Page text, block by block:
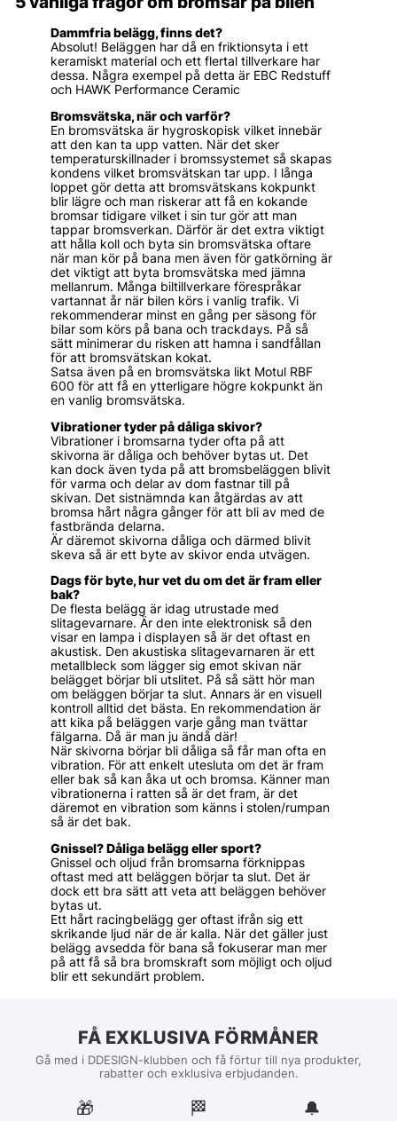
Dammfria belägg, finns det?
Absolut! Beläggen har då en friktionsyta i ett
keramiskt material och ett flertal tillverkare har
dessa. Några exempel på detta är EBC Redstuff
och HAWK Performance Ceramic
Bromsvätska, när och varför?
En bromsvätska är hygroskopisk vilket innebär
att den kan ta upp vatten. När det sker
temperaturskillnader i bromssystemet så skapas
kondens vilket bromsvätskan tar upp. I långa
loppet gör detta att bromsvätskans kokpunkt
blir lägre och man riskerar att få en kokande
bromsar tidigare vilket i sin tur gör att man
tappar bromsverkan. Därför är det extra viktigt
att hålla koll och byta sin bromsvätska oftare
när man kör på bana men även för gatkörning är
det viktigt att byta bromsvätska med jämna
mellanrum. Många biltillverkare förespråkar
vartannat år när bilen körs i vanlig trafik. Vi
rekommenderar minst en gång per säsong för
bilar som körs på bana och trackdays. På så
sätt minimerar du risken att hamna i sandfållan
för att bromsvätskan kokat.
Satsa även på en bromsvätska likt Motul RBF
600 för att få en ytterligare högre kokpunkt än
en vanlig bromsvätska.
Vibrationer tyder på dåliga skivor?
Vibrationer i bromsarna tyder ofta på att
skivorna är dåliga och behöver bytas ut. Det
kan dock även tyda på att bromsbeläggen blivit
för varma och delar av dom fastnar till på
skivan. Det sistnämnda kan åtgärdas av att
bromsa hårt några gånger för att bli av med de
fastbrända delarna.
Är däremot skivorna dåliga och därmed blivit
skeva så är ett byte av skivor enda utvägen.
Dags för byte, hur vet du om det är fram eller
bak?
De flesta belägg är idag utrustade med
slitagevarnare. Är den inte elektronisk så den
visar en lampa i displayen så är det oftast en
akustisk. Den akustiska slitagevarnaren är ett
metallbleck som lägger sig emot skivan när
belägget börjar bli utslitet. På så sätt hör man
om beläggen börjar ta slut. Annars är en visuell
kontroll alltid det bästa. En rekommendation är
att kika på beläggen varje gång man tvättar
fälgarna. Då är man ju ändå där!
När skivorna börjar bli dåliga så får man ofta en
vibration. För att enkelt utesluta om det är fram
eller bak så kan åka ut och bromsa. Känner man
vibrationerna i ratten så är det fram, är det
däremot en vibration som känns i stolen/rumpan
så är det bak.
Gnissel? Dåliga belägg eller sport?
Gnissel och oljud från bromsarna förknippas
oftast med att beläggen börjar ta slut. Det är
dock ett bra sätt att veta att beläggen behöver
bytas ut.
Ett hårt racingbelägg ger oftast ifrån sig ett
skrikande ljud när de är kalla. När det gäller just
belägg avsedda för bana så fokuserar man mer
på att få så bra bromskraft som möjligt och oljud
blir ett sekundärt problem.
FÅ EXKLUSIVA FÖRMÅNER
Gå med i DDESIGN-klubben och få förtur till nya produkter,
rabatter och exklusiva erbjudanden.
🎁 🏁︎ 🔔